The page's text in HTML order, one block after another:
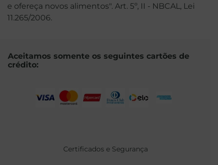
e ofereça novos alimentos". Art. 5º, II - NBCAL, Lei
11.265/2006.
Aceitamos somente os seguintes cartões de
crédito:
Certificados e Segurança